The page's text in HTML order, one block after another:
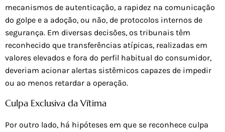
mecanismos de autenticação, a rapidez na comunicação
do golpe e a adoção, ou não, de protocolos internos de
segurança. Em diversas decisões, os tribunais têm
reconhecido que transferências atípicas, realizadas em
valores elevados e fora do perfil habitual do consumidor,
deveriam acionar alertas sistêmicos capazes de impedir
ou ao menos retardar a operação.
Culpa Exclusiva da Vítima
Por outro lado, há hipóteses em que se reconhece culpa